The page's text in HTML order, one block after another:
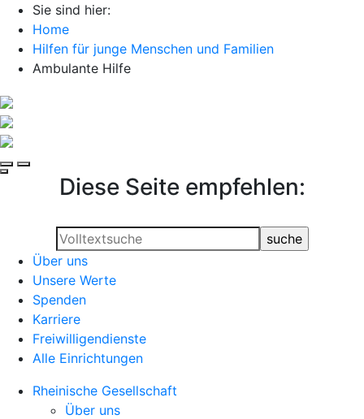
Sie sind hier:
Home
Hilfen für junge Menschen und Familien
Ambulante Hilfe
Diese Seite empfehlen:
Über uns
Unsere Werte
Spenden
Karriere
Freiwilligendienste
Alle Einrichtungen
Rheinische Gesellschaft
Über uns